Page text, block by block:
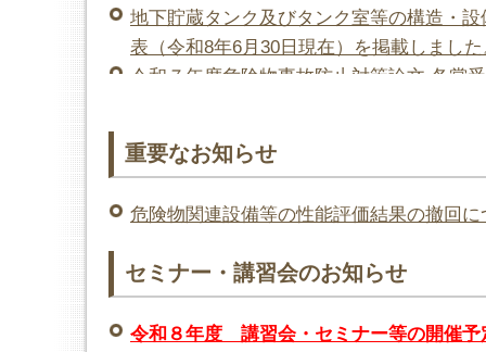
地下貯蔵タンク及びタンク室等の構造・
表（令和8年6月30日現在）を掲載しまし
令和７年度危険物事故防止対策論文 各賞
危険物施設の実態に応じた保安距離・保
★職員の募集を行っております★（土木審
表（令和8年3月31日現在）を掲載しまし
和8年4月1日施行）
重要なお知らせ
危険物関連設備等の性能評価結果の撤回に
セミナー・講習会のお知らせ
令和８年度 講習会・セミナー等の開催予